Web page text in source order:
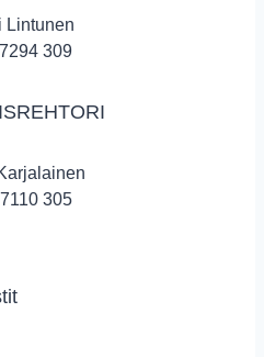
Lintunen
309
305